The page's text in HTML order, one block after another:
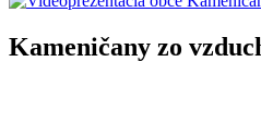
Kameničany zo